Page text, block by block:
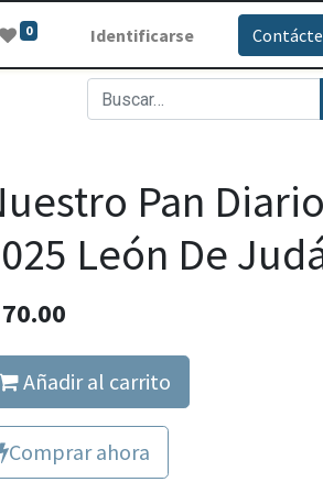
0 Identificarse
Pan Diario
León De
70.00
Añadir al carrito
Comprar ahora